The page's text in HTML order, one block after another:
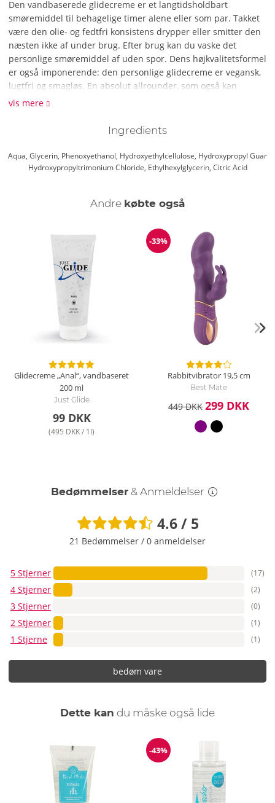
Den vandbaserede glidecreme er et langtidsholdbart
smøremiddel til behagelige timer alene eller som par. Takket
være den olie- og fedtfri konsistens drypper eller smitter den
næsten ikke af under brug. Efter brug kan du vaske det
personlige smøremiddel af uden spor. Dens højkvalitetsformel
er også imponerende: den personlige glidecreme er vegansk,
lugtfri og smagløs. En absolut allrounder, som også kan
bruges på følsom hud uden tøven.
Den vandbaserede glidecreme er kompatibel med både latex
vis mere
Ingredients
Aqua, Glycerin, Phenoxyethanol, Hydroxyethylcellulose, Hydroxypropyl Guar
Hydroxypropyltrimonium Chloride, Ethylhexylglycerin, Citric Acid
Andre købte også
Glidecreme „Anal“, vandbaseret
200 ml
Just Glide
99 DKK
(495 DKK / 1l)
Rabat
-33%
Rabbitvibrator 19,5 cm
Best Mate
449 DKK 299 DKK
Bedømmelser & Anmeldelser
4.6 / 5
21 Bedømmelser / 0 anmeldelser
5 Stjerner (17)
4 Stjerner (2)
3 Stjerner (0)
2 Stjerner (1)
1 Stjerne (1)
bedøm vare
Dette kan du måske også lide
Rabat
-43%